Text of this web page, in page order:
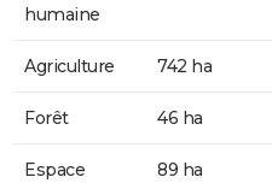
humaine
Agriculture 742 ha
Forêt 46 ha
Espace
89 ha